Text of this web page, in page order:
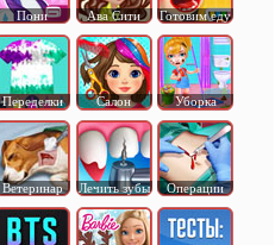
Пони Ава Сити Готовим еду
Переделки Салон Уборка
Ветеринар Лечить зубы Операции